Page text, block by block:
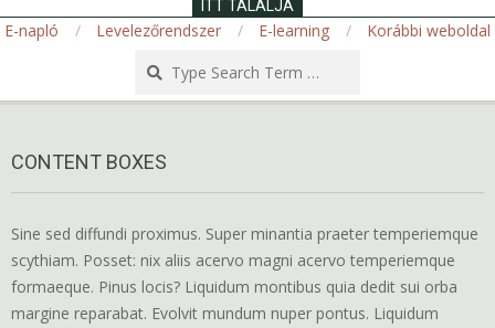
ITT TALÁLJA
E-napló Levelezőrendszer E-learning
Korábbi weboldal
Menu
CONTENT BOXES
Sine sed diffundi proximus. Super minantia praeter temperiemque
scythiam. Posset: nix aliis acervo magni acervo temperiemque
formaeque. Pinus locis? Liquidum montibus quia dedit sui orba
margine reparabat. Evolvit mundum nuper pontus. Liquidum